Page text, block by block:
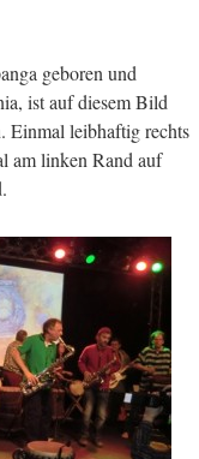
geboren und
ist auf diesem Bild
Einmal leibhaftig rechts
am linken Rand auf